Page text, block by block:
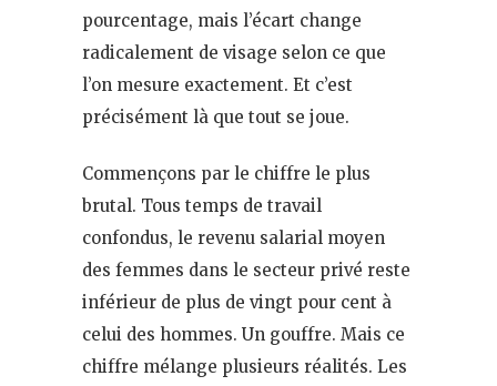
pourcentage, mais l’écart change
radicalement de visage selon ce que
l’on mesure exactement. Et c’est
précisément là que tout se joue.
Commençons par le chiffre le plus
brutal. Tous temps de travail
confondus, le revenu salarial moyen
des femmes dans le secteur privé reste
inférieur de plus de vingt pour cent à
celui des hommes. Un gouffre. Mais ce
chiffre mélange plusieurs réalités. Les